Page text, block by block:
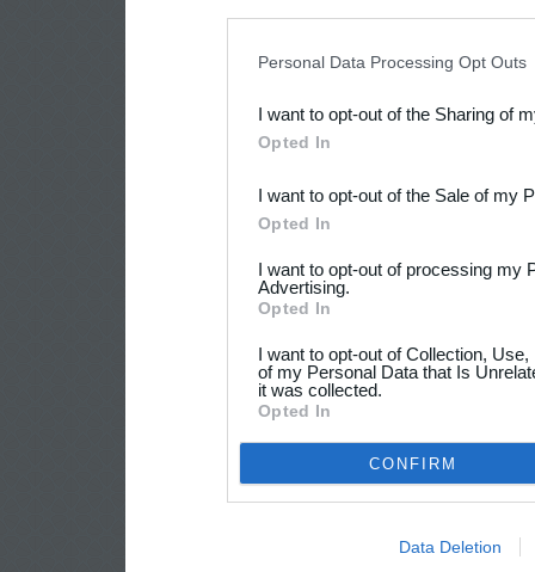
Downstream Participants
third parties.
Personal Data Processing Opt Outs
I want to opt-out of the Sharing of
Opted In
I want to opt-out of the Sale of my
Opted In
I want to opt-out of processing my
Advertising.
Opted In
I want to opt-out of Collection,
of my Personal Data that Is
it was collected.
Opted In
CONFIRM
Data Deletion